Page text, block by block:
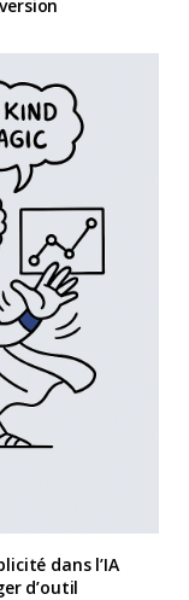
dans l’IA
d’outil